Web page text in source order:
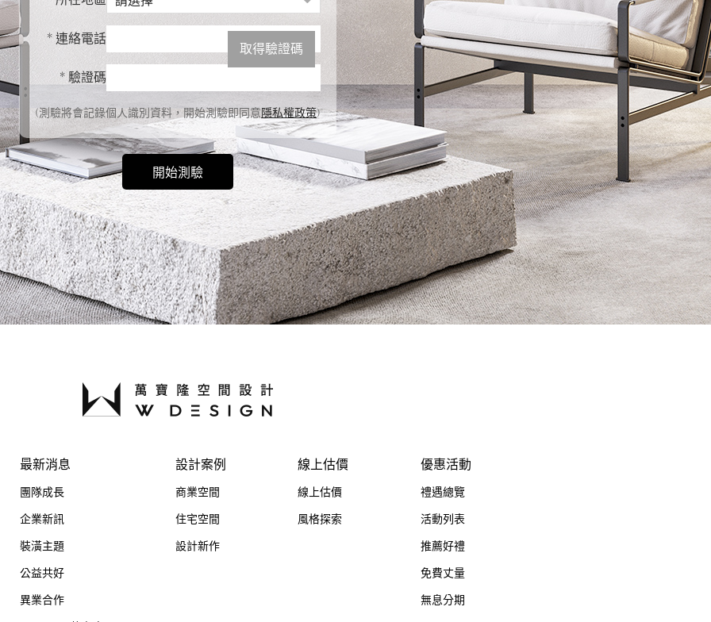
* 連絡電話
取得驗證碼
* 驗證碼
(測驗將會記錄個人識別資料，開始測驗即同意隱私權政策)
開始測驗
D
D
D
D
D
最新消息
團隊成長
企業新訊
裝潢主題
公益共好
異業合作
設計案例
商業空間
住宅空間
設計新作
線上估價
線上估價
風格探索
優惠活動
禮遇總覽
活動列表
推薦好禮
免費丈量
無息分期